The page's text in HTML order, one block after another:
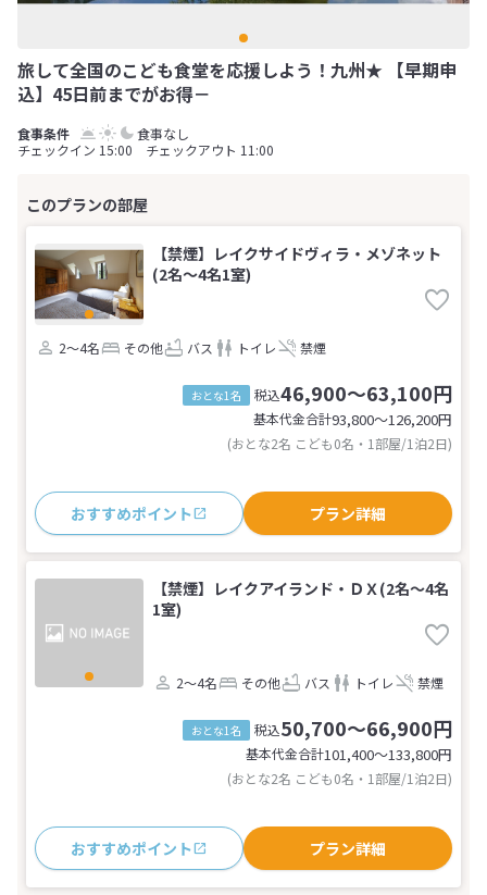
旅して全国のこども食堂を応援しよう！九州★ 【早期申
込】45日前までがお得－
食事なし
チェックイン 15:00 チェックアウト 11:00
【禁煙】レイクサイドヴィラ・メゾネット
(2名～4名1室)
2～4名 その他 バス トイレ 禁煙
おとな1名 税込46,900～63,100円
基本代金合計93,800〜126,200円
(おとな2名 こども0名・1部屋/1泊2日)
おすすめポイント プラン詳細
【禁煙】レイクアイランド・ＤＸ(2名～4名
1室)
2～4名 その他 バス トイレ 禁煙
おとな1名 税込50,700～66,900円
基本代金合計101,400〜133,800円
(おとな2名 こども0名・1部屋/1泊2日)
おすすめポイント プラン詳細